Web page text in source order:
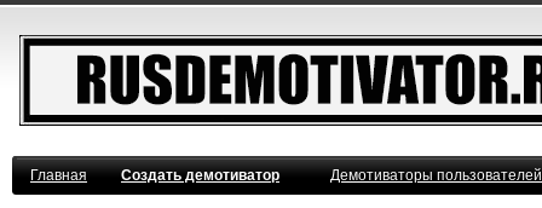
Главная Создать демотиватор Демотиваторы